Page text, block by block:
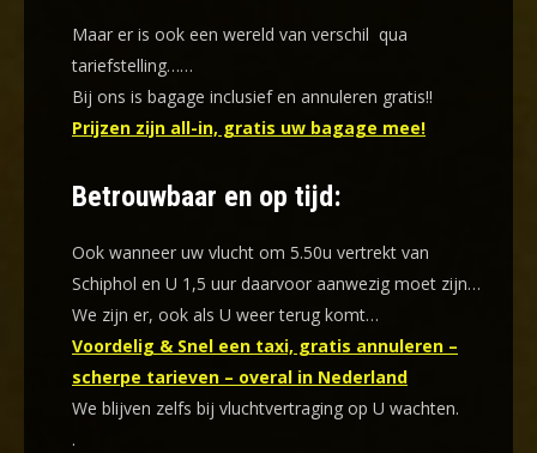
Maar er is ook een wereld van verschil qua
tariefstelling……
Bij ons is bagage inclusief en annuleren gratis!!
Prijzen zijn all-in, gratis uw bagage mee!
Betrouwbaar en op tijd:
Ook wanneer uw vlucht om 5.50u vertrekt van
Schiphol en U 1,5 uur daarvoor aanwezig moet zijn…
We zijn er, ook als U weer terug komt…
Voordelig & Snel een taxi, gratis annuleren –
scherpe tarieven – overal in Nederland
We blijven zelfs bij vluchtvertraging op U wachten.
.